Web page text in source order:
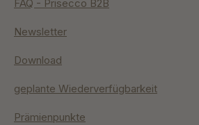
FAQ - Prisecco B2B
Newsletter
Download
geplante Wiederverfügbarkeit
Prämienpunkte